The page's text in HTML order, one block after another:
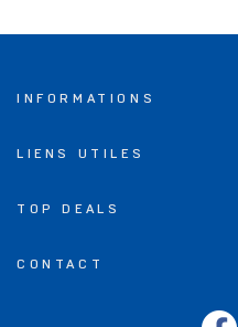
INFORMATIONS
LIENS UTILES
TOP DEALS
CONTACT